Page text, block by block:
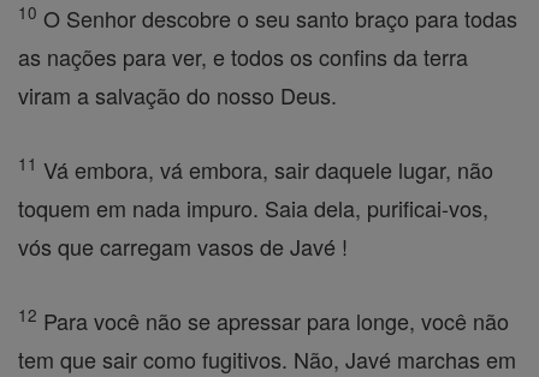
10 O Senhor descobre o seu santo braço para todas
as nações para ver, e todos os confins da terra
viram a salvação do nosso Deus.
11 Vá embora, vá embora, sair daquele lugar, não
toquem em nada impuro. Saia dela, purificai-vos,
vós que carregam vasos de Javé !
12 Para você não se apressar para longe, você não
tem que sair como fugitivos. Não, Javé marchas em